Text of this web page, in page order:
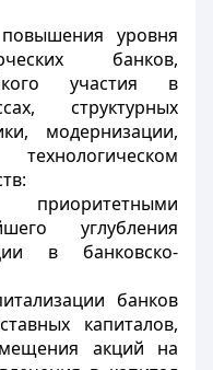
уровня
банков,
участия в
структурных
модернизации,
углубления
в банковско-
банков
капиталов,
акций на